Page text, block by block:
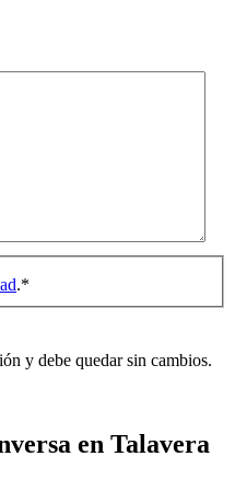
.*
y debe quedar sin cambios.
en Talavera